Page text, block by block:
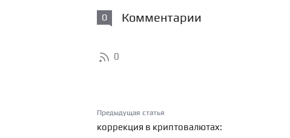
0 Комментарии
0
Предыдущая статья
коррекция в криптовалютах: